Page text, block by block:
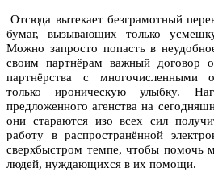
Отсюда вытекает безграмотный
бумаг, вызывающих только
Можно запросто попасть в
своим партнёрам важный договор о
партнёрства с многочисленными
только ироническую улыбку.
предложенного агенства на
они стараются изо всех сил
работу в распространённой
сверхбыстром темпе, чтобы помочь
людей, нуждающихся в их помощи.